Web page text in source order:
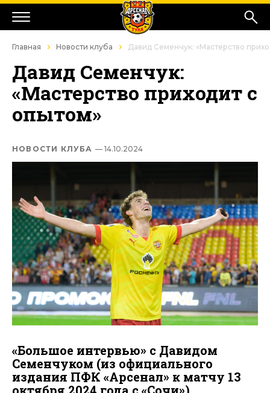
Главная Новости клуба Давид Семенчук: «Мастерство
Давид Семенчук:
«Мастерство приходит с
опытом»
НОВОСТИ КЛУБА — 14.10.2024
«Большое интервью» с Давидом
Семенчуком (из официального
издания ПФК «Арсенал» к матчу 13